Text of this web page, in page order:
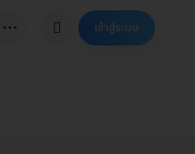
⋯ เข้าสู่ระบบ